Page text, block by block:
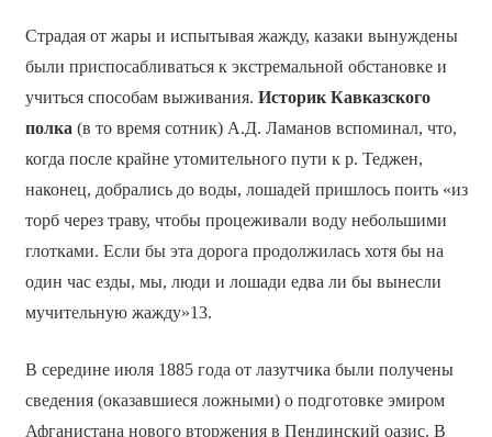
Страдая от жары и испытывая жажду, казаки вынуждены
были приспосабливаться к экстремальной обстановке и
учиться способам выживания. Историк Кавказского
полка (в то время сотник) А.Д. Ламанов вспоминал, что,
когда после крайне утомительного пути к р. Теджен,
наконец, добрались до воды, лошадей пришлось поить «из
торб через траву, чтобы процеживали воду небольшими
глотками. Если бы эта дорога продолжилась хотя бы на
один час езды, мы, люди и лошади едва ли бы вынесли
мучительную жажду»13.
В середине июля 1885 года от лазутчика были получены
сведения (оказавшиеся ложными) о подготовке эмиром
Афганистана нового вторжения в Пендинский оазис. В